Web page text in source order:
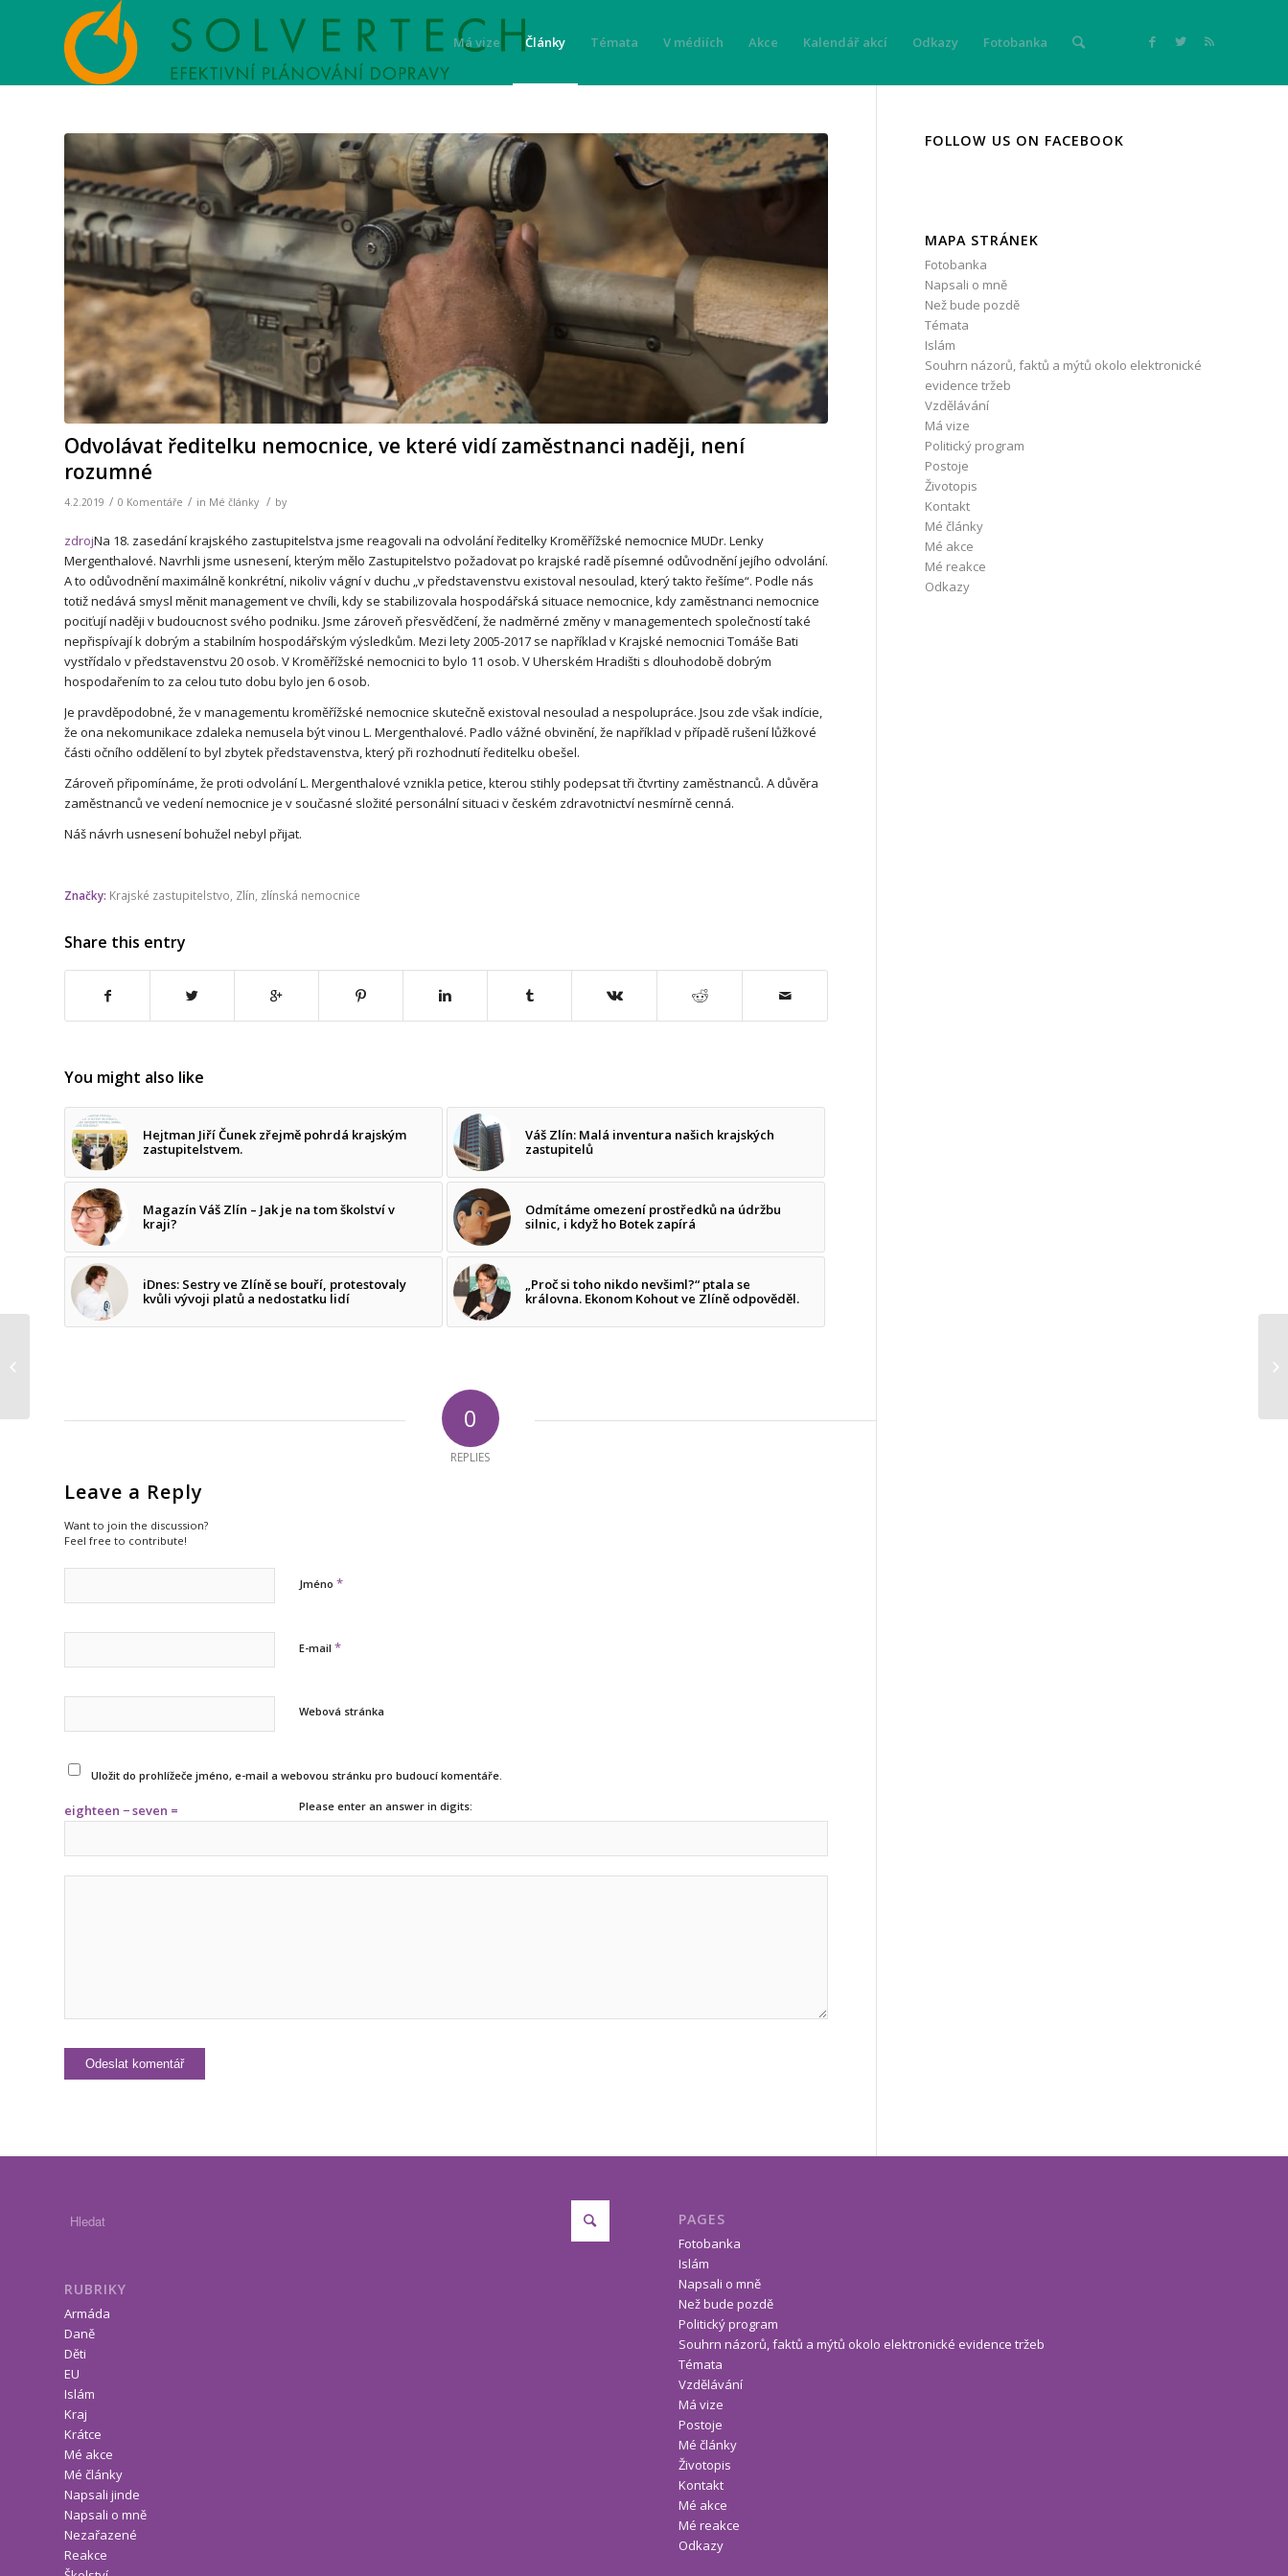
Má vize Články Témata V médiích Akce Kalendář akcí Odkazy Fotobanka
Odvolávat ředitelku nemocnice, ve které vidí zaměstnanci naději, není
rozumné
4.2.2019 / 0 Komentáře / in Mé články / by
zdrojNa 18. zasedání krajského zastupitelstva jsme reagovali na odvolání ředitelky Kroměřížské nemocnice MUDr. Lenky
Mergenthalové. Navrhli jsme usnesení, kterým mělo Zastupitelstvo požadovat po krajské radě písemné odůvodnění jejího odvolání.
A to odůvodnění maximálně konkrétní, nikoliv vágní v duchu „v představenstvu existoval nesoulad, který takto řešíme“. Podle nás
totiž nedává smysl měnit management ve chvíli, kdy se stabilizovala hospodářská situace nemocnice, kdy zaměstnanci nemocnice
pociťují naději v budoucnost svého podniku. Jsme zároveň přesvědčení, že nadměrné změny v managementech společností také
nepřispívají k dobrým a stabilním hospodářským výsledkům. Mezi lety 2005-2017 se například v Krajské nemocnici Tomáše Bati
vystřídalo v představenstvu 20 osob. V Kroměřížské nemocnici to bylo 11 osob. V Uherském Hradišti s dlouhodobě dobrým
hospodařením to za celou tuto dobu bylo jen 6 osob.
Je pravděpodobné, že v managementu kroměřížské nemocnice skutečně existoval nesoulad a nespolupráce. Jsou zde však indície,
že ona nekomunikace zdaleka nemusela být vinou L. Mergenthalové. Padlo vážné obvinění, že například v případě rušení lůžkové
části očního oddělení to byl zbytek představenstva, který při rozhodnutí ředitelku obešel.
Zároveň připomínáme, že proti odvolání L. Mergenthalové vznikla petice, kterou stihly podepsat tři čtvrtiny zaměstnanců. A důvěra
zaměstnanců ve vedení nemocnice je v současné složité personální situaci v českém zdravotnictví nesmírně cenná.
Náš návrh usnesení bohužel nebyl přijat.
Značky: Krajské zastupitelstvo Zlín zlínská nemocnice
Share this entry
You might also like
Hejtman Jiří Čunek zřejmě pohrdá krajským
zastupitelstvem.
Váš Zlín: Malá inventura našich krajských
zastupitelů
Magazín Váš Zlín – Jak je na tom školství v
kraji?
Odmítáme omezení prostředků na údržbu
silnic, i když ho Botek zapírá
iDnes: Sestry ve Zlíně se bouří, protestovaly
kvůli vývoji platů a nedostatku lidí
„Proč si toho nikdo nevšiml?“ ptala se
královna. Ekonom Kohout ve Zlíně odpověděl.
0
REPLIES
Leave a Reply
Want to join the discussion?
Feel free to contribute!
Jméno *
E-mail *
Webová stránka
Uložit do prohlížeče jméno, e-mail a webovou stránku pro budoucí komentáře.
Please enter an answer in digits:
eighteen − seven =
FOLLOW US ON FACEBOOK
MAPA STRÁNEK
Fotobanka
Napsali o mně
Než bude pozdě
Témata
Islám
Souhrn názorů, faktů a mýtů okolo elektronické
evidence tržeb
Vzdělávání
Má vize
Politický program
Postoje
Životopis
Kontakt
Mé články
Mé akce
Mé reakce
Odkazy
RUBRIKY
Armáda
Daně
Děti
EU
Islám
Kraj
Krátce
Mé akce
Mé články
Napsali jinde
Napsali o mně
Nezařazené
Reakce
PAGES
Fotobanka
Islám
Napsali o mně
Než bude pozdě
Politický program
Souhrn názorů, faktů a mýtů okolo elektronické evidence tržeb
Témata
Vzdělávání
Má vize
Postoje
Mé články
Životopis
Kontakt
Mé akce
Mé reakce
Odkazy